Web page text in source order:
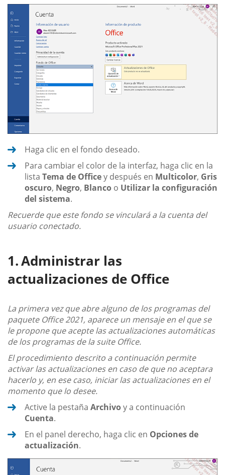
Haga clic en el fondo deseado.
Para cambiar el color de la interfaz, haga clic en la
lista Tema de Officey después en Multicolor, Gris
oscuro, Negro, Blanco o Utilizar la configuración
del sistema.
Recuerde que este fondo se vinculará a la cuenta del
usuario conectado.
Administrar las
actualizaciones de Office
La primera vez que abre alguno de los programas del
paquete Office 2021, aparece un mensaje en el que se
le propone que acepte las actualizaciones automáticas
de los programas de la suite Office.
El procedimiento descrito a continuación permite
activar las actualizaciones en caso de que no aceptara
hacerlo y, en ese caso, iniciar las actualizaciones en el
momento que lo desee.
Active la pestaña Archivoy a continuación
Cuenta.
En el panel derecho, haga clic en Opciones de
actualización.